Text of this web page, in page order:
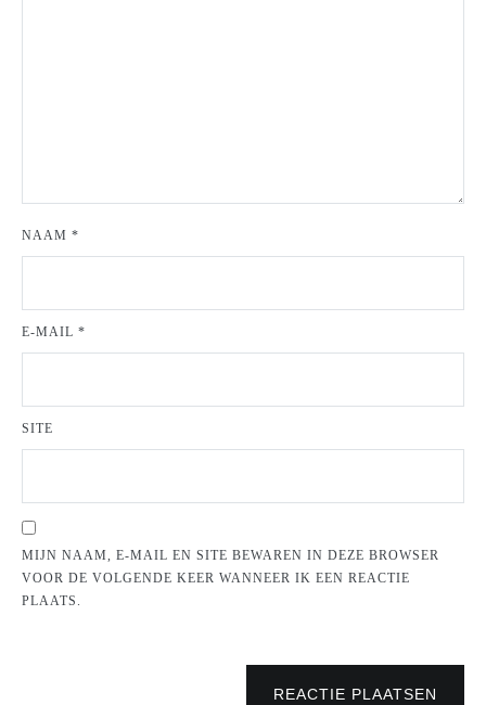
NAAM *
E-MAIL *
SITE
MIJN NAAM, E-MAIL EN SITE BEWAREN IN DEZE BROWSER
VOOR DE VOLGENDE KEER WANNEER IK EEN REACTIE
PLAATS.
REACTIE PLAATSEN